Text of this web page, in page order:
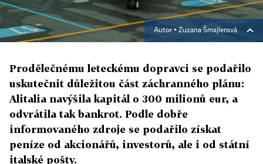
Autor ▪ Zuzana Šmajlerová
Prodělečnému leteckému dopravci se podařilo
uskutečnit důležitou část záchranného plánu:
Alitalia navýšila kapitál o 300 milionů eur, a
odvrátila tak bankrot. Podle dobře
informovaného zdroje se podařilo získat
peníze od akcionářů, investorů, ale i od státní
italské pošty.